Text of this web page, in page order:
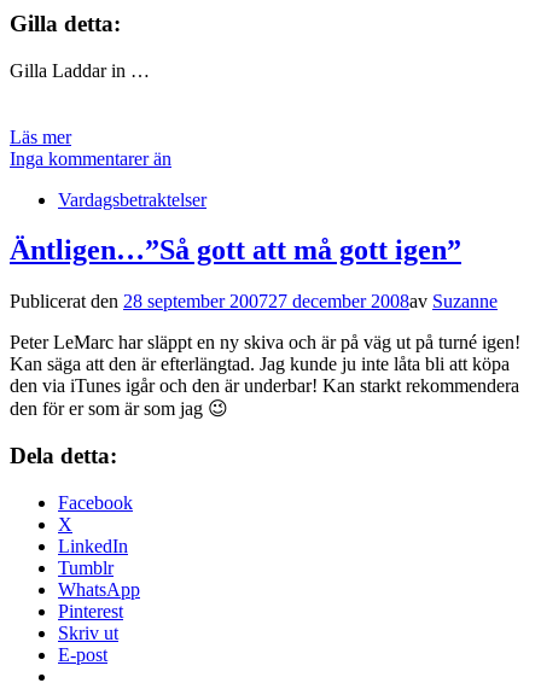
Gilla detta:
Gilla Laddar in …
Läs mer
Inga kommentarer än
Vardagsbetraktelser
Äntligen…”Så gott att må gott igen”
Publicerat den 28 september 200727 december 2008av Suzanne
Peter LeMarc har släppt en ny skiva och är på väg ut på turné igen!
Kan säga att den är efterlängtad. Jag kunde ju inte låta bli att köpa
den via iTunes igår och den är underbar! Kan starkt rekommendera
den för er som är som jag 😉
Dela detta:
Facebook
X
LinkedIn
Tumblr
WhatsApp
Pinterest
Skriv ut
E-post